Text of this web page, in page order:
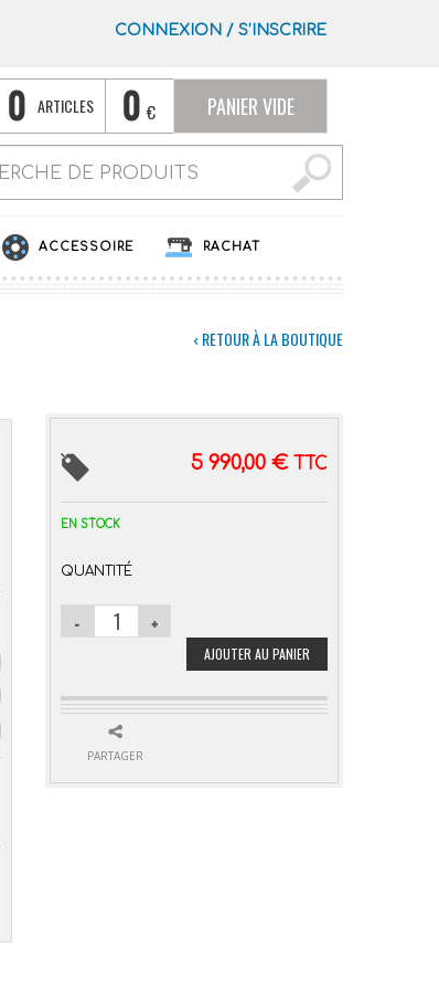
CONNEXION / S’INSCRIRE
0 ARTICLES 0 € PANIER VIDE
ACCESSOIRE RACHAT
‹ RETOUR À LA BOUTIQUE
5 990,00 € TTC
EN STOCK
QUANTITÉ
AJOUTER AU PANIER
PARTAGER